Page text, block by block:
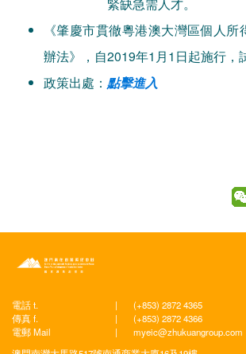
《肇慶市貫徹粵港澳大灣區個人
辦法》，自2019年1月1日起施行，
政策出處： 點擊進入
電話 t. |
(+853) 2872 4365
傳真 f.
|
(+853) 2872 4366
電郵 Mail
|
myeic@zhukuangroup.com